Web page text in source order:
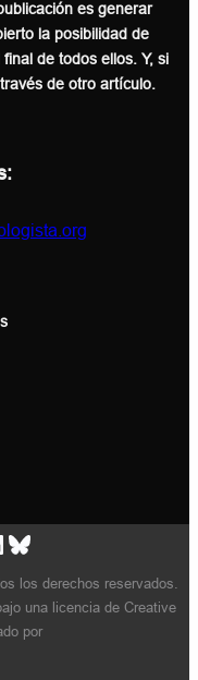
es generar
la posibilidad de
de todos ellos. Y, si
de otro artículo.
Bluesky
los derechos reservados.
una licencia de Creative
por